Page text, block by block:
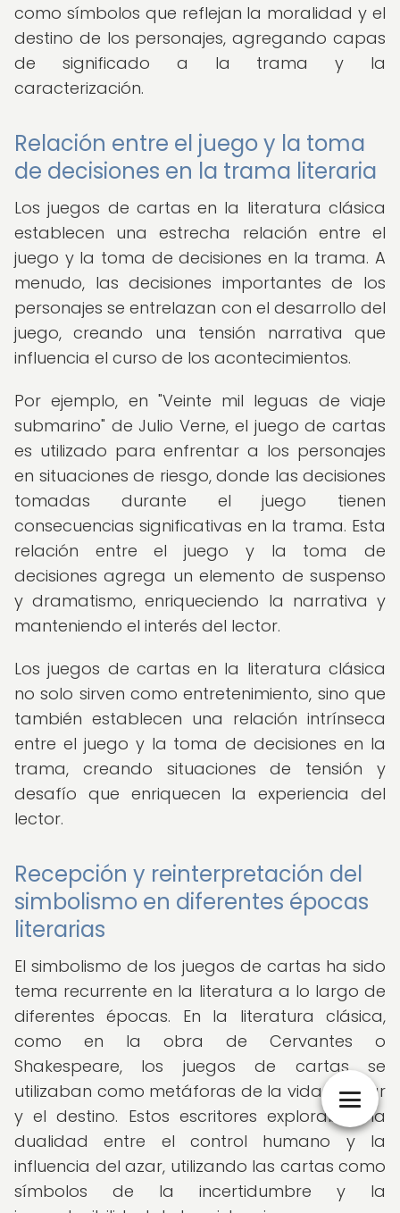
como símbolos que reflejan la moralidad y el
destino de los personajes, agregando capas
de significado a la trama y la
caracterización.
Relación entre el juego y la toma
de decisiones en la trama literaria
Los juegos de cartas en la literatura clásica
establecen una estrecha relación entre el
juego y la toma de decisiones en la trama. A
menudo, las decisiones importantes de los
personajes se entrelazan con el desarrollo del
juego, creando una tensión narrativa que
influencia el curso de los acontecimientos.
Por ejemplo, en "Veinte mil leguas de viaje
submarino" de Julio Verne, el juego de cartas
es utilizado para enfrentar a los personajes
en situaciones de riesgo, donde las decisiones
tomadas durante el juego tienen
consecuencias significativas en la trama. Esta
relación entre el juego y la toma de
decisiones agrega un elemento de suspenso
y dramatismo, enriqueciendo la narrativa y
manteniendo el interés del lector.
Los juegos de cartas en la literatura clásica
no solo sirven como entretenimiento, sino que
también establecen una relación intrínseca
entre el juego y la toma de decisiones en la
trama, creando situaciones de tensión y
desafío que enriquecen la experiencia del
lector.
Recepción y reinterpretación del
simbolismo en diferentes épocas
literarias
El simbolismo de los juegos de cartas ha sido
tema recurrente en la literatura a lo largo de
diferentes épocas. En la literatura clásica,
como en la obra de Cervantes o
Shakespeare, los juegos de cartas se
utilizaban como metáforas de la vida, el azar
y el destino. Estos escritores exploraban la
dualidad entre el control humano y la
influencia del azar, utilizando las cartas como
símbolos de la incertidumbre y la